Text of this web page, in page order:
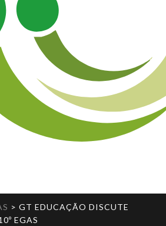
> GT EDUCAÇÃO DISCUTE
EGAS